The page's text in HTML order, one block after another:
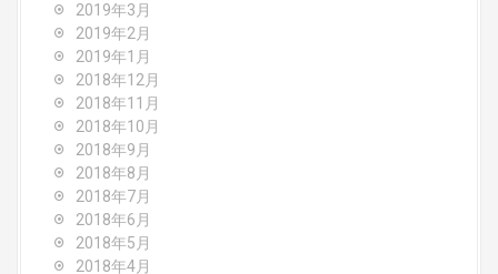
2019年3月
2019年2月
2019年1月
2018年12月
2018年11月
2018年10月
2018年9月
2018年8月
2018年7月
2018年6月
2018年5月
2018年4月